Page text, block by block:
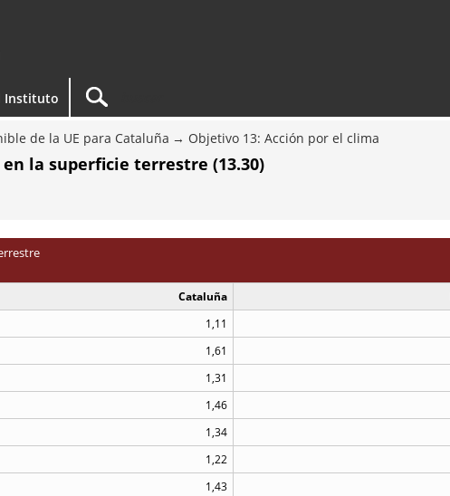
Instituto
de la UE para Cataluña Objetivo 13: Acción por el clima
la superficie terrestre (13.30)
Cataluña
1,11
1,61
1,31
1,46
1,34
1,22
1,43